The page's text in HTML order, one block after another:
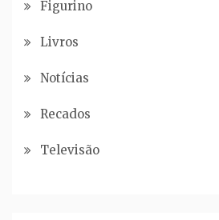
Figurino
Livros
Notícias
Recados
Televisão